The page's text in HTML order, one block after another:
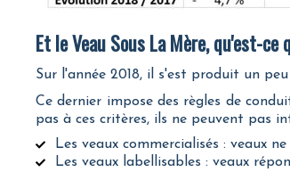
Et le Veau Sous La Mère, qu'est-
Sur l'année 2018, il s'est produit un
Ce dernier impose des règles de
pas à ces critères, ils ne peuvent pas
Les veaux commercialisés : veaux
Les veaux labellisables : veaux